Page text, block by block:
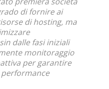
di fornire ai
di hosting, ma
dalle fasi iniziali
monitoraggio
per garantire